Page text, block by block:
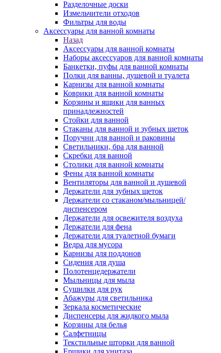
Разделочные доски
Измельчители отходов
Фильтры для воды
Аксессуары для ванной комнаты
Назад
Аксессуары для ванной комнаты
Наборы аксессуаров для ванной комнаты
Банкетки, пуфы для ванной комнаты
Полки для ванны, душевой и туалета
Карнизы для ванной комнаты
Коврики для ванной комнаты
Корзины и ящики для ванных
принадлежностей
Стойки для ванной
Стаканы для ванной и зубных щеток
Поручни для ванной и раковины
Светильники, бра для ванной
Скребки для ванной
Столики для ванной комнаты
Фены для ванной комнаты
Вентиляторы для ванной и душевой
Держатели для зубных щеток
Держатели со стаканом/мыльницей/
диспенсером
Держатели для освежителя воздуха
Держатели для фена
Держатели для туалетной бумаги
Ведра для мусора
Карнизы для поддонов
Сидения для душа
Полотенцедержатели
Мыльницы для мыла
Сушилки для рук
Абажуры для светильника
Зеркала косметические
Диспенсеры для жидкого мыла
Корзины для белья
Салфетницы
Текстильные шторки для ванной
Ершики для унитаза